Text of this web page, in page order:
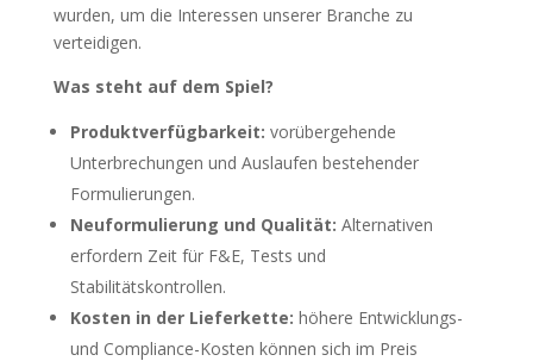
wurden, um die Interessen unserer Branche zu
verteidigen.
Was steht auf dem Spiel?
Produktverfügbarkeit: vorübergehende
Unterbrechungen und Auslaufen bestehender
Formulierungen.
Neuformulierung und Qualität: Alternativen
erfordern Zeit für F&E, Tests und
Stabilitätskontrollen.
Kosten in der Lieferkette: höhere Entwicklungs-
und Compliance-Kosten können sich im Preis